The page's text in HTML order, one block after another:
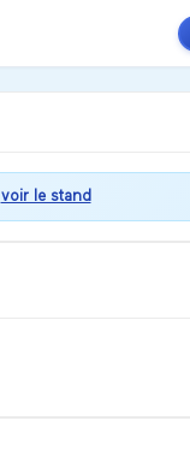
voir le stand